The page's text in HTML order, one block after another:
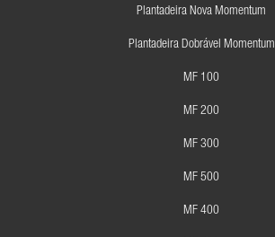
Plantadeira Nova Momentum
Plantadeira Dobrável Momentum
MF 100
MF 200
MF 300
MF 500
MF 400